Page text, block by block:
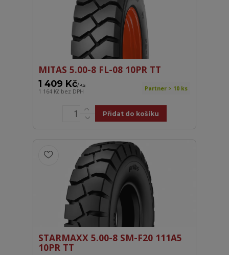
MITAS 5.00-8 FL-08 10PR TT
1 409 Kč/ks
1 164 Kč bez DPH Partner > 10 ks
Přidat do košíku
STARMAXX 5.00-8 SM-F20 111A5
10PR TT